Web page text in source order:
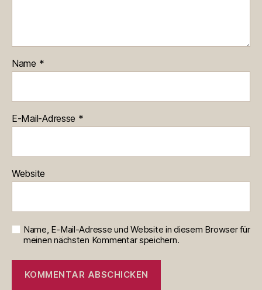
Name *
E-Mail-Adresse *
Website
Name, E-Mail-Adresse und Website in diesem Browser für
meinen nächsten Kommentar speichern.